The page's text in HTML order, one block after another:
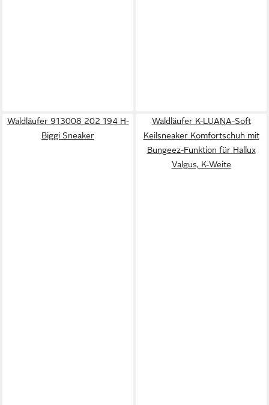
Waldläufer 913008 202 194 H-
Biggi Sneaker
Waldläufer K-LUANA-Soft
Keilsneaker Komfortschuh mit
Bungeez-Funktion für Hallux
Valgus, K-Weite